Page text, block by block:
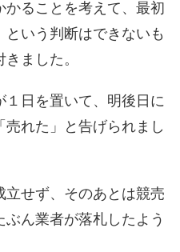
かることを考えて、最初
いう判断はできないも
ました。
１日を置いて、明後日に
れた」と告げられまし
立せず、そのあとは競売
ん業者が落札したよう